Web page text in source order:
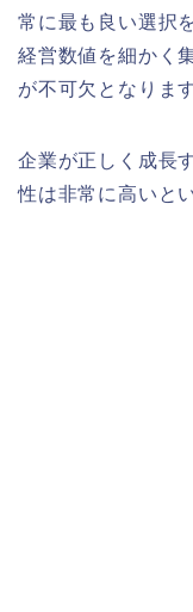
常に最も良い選択
経営数値を細かく
が不可欠となります
企業が正しく成長
性は非常に高いと